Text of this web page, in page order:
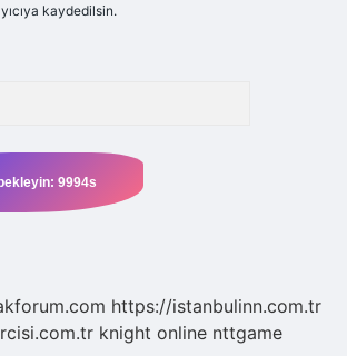
kaydedilsin.
https://istanbulinn.com.tr
knight online nttgame